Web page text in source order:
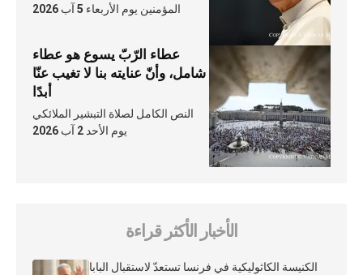
المؤمنين يوم الأربعاء 5 آب 2026
عطاء الرّبّ يسوع هو عطاء
شامل، وأنّ عنايته بنا لا تغيب عنّا
أبدًا
النص الكامل لصلاة التبشير الملائكي
يوم الأحد 2 آب 2026
الأخبار الأكثر قراءة
الكنيسة الكاثوليكية في فرنسا تستعدّ لاستقبال البابا